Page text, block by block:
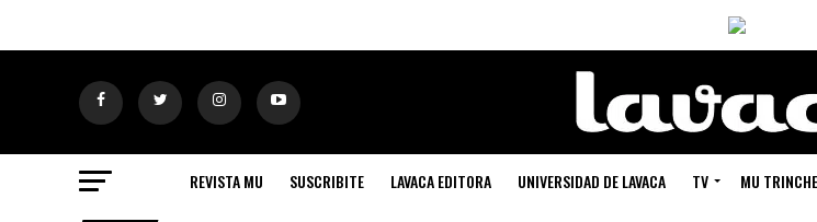
REVISTA MU SUSCRIBITE LAVACA EDITORA UNIVERSIDAD DE LAVACA TV MU